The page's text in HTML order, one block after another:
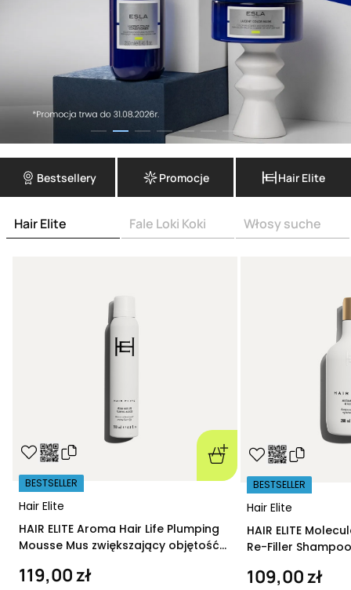
Bestsellery Promocje Hair Elite
Hair Elite Fale Loki Koki Włosy suche
Hair Elite
BESTSELLER
HAIR ELITE Aroma Hair Life Plumping
Mousse Mus zwiększający objętość
119,00 zł
Hair Elite
BESTSELLER
HAIR ELITE
Re-Filler
109,00 zł